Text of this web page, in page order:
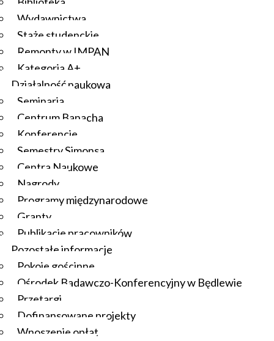
Wydawnictwa
Staże studenckie
Remonty w IMPAN
Kategoria A+
Działalność naukowa
Seminaria
Centrum Banacha
Konferencje
Semestry Simonsa
Centra Naukowe
Nagrody
Programy międzynarodowe
Granty
Publikacje pracowników
Pozostałe informacje
Pokoje gościnne
Ośrodek Badawczo-Konferencyjny w Będlewie
Przetargi
Dofinansowane projekty
Wnoszenie opłat